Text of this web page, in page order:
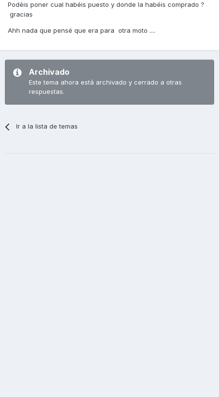
Podéis poner cual habéis puesto y donde la habéis comprado ?
gracias
Ahh nada que pensé que era para otra moto ....
Archivado
Este tema ahora está archivado y cerrado a otras
respuestas.
Ir a la lista de temas